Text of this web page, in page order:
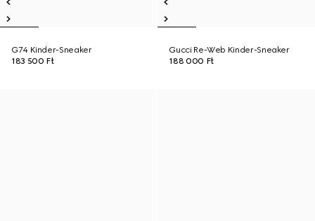
G74 Kinder-Sneaker
183 500 Ft
Gucci Re-Web Kinder-Sneaker
188 000 Ft